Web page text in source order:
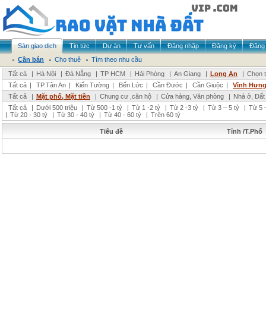
Sàn giao dịch Tin tức Dự án Tư vấn Đăng nhập Đăng ký
Đăng
Cần bán
Cho thuê
Tìm theo nhu cầu
Tất cả
| Hà Nội | Đà Nẵng | TP HCM | Hải Phòng | An Giang | Long An | Chọn
Tất cả | TP.Tân An | Kiến Tường | Bến Lức | Cần Đước | Cần Giuộc |
Vĩnh Hưng
Tất cả
| Mặt phố, Mặt tiền | Chung cư ,căn hộ | Cửa hàng, Văn phòng | Nhà ở,
Tất cả
| Dưới 500 triệu | Từ 500 -1 tỷ | Từ 1 -2 tỷ | Từ 2 -3 tỷ | Từ 3 – 5 tỷ | Từ 5
| Từ 20 - 30 tỷ | Từ 30 - 40 tỷ | Từ 40 - 60 tỷ | Trên 60 tỷ
Tiêu đề Tỉnh /T.Phố